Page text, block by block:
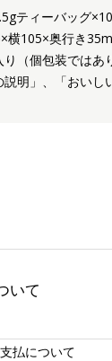
ティーバッグ
横105×奥行き
（個包装ではあ
明」、「おい
いて
払について